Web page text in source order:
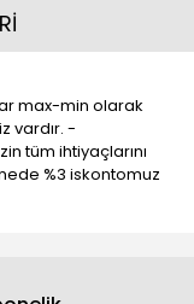
max-min olarak
vardır. -
tüm ihtiyaçlarını
%3 iskontomuz